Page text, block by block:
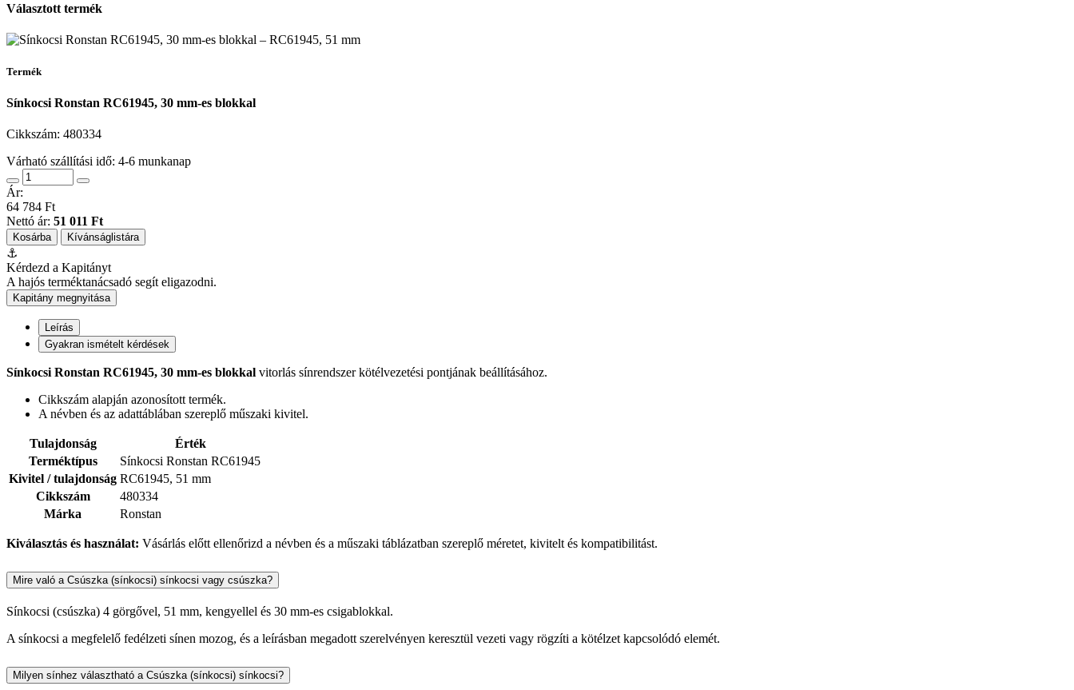
Választott termék
Termék
Sínkocsi Ronstan RC61945, 30 mm-es blokkal
Cikkszám: 480334
Várható szállítási idő: 4-6 munkanap
Ár:
64 784 Ft
Nettó ár: 51 011 Ft
Kosárba Kívánságlistára
⚓
Kérdezd a Kapitányt
A hajós terméktanácsadó segít eligazodni.
Kapitány megnyitása
Leírás
Gyakran ismételt kérdések
Sínkocsi Ronstan RC61945, 30 mm-es blokkal vitorlás sínrendszer kötélvezetési pontjának beállításához.
Cikkszám alapján azonosított termék.
A névben és az adattáblában szereplő műszaki kivitel.
Tulajdonság
Érték
Terméktípus
Sínkocsi Ronstan RC61945
Kivitel / tulajdonság RC61945, 51 mm
Cikkszám
480334
Márka
Ronstan
Kiválasztás és használat: Vásárlás előtt ellenőrizd a névben és a műszaki táblázatban szereplő méretet, kivitelt és kompatibilitást.
Mire való a Csúszka (sínkocsi) sínkocsi vagy csúszka?
Sínkocsi (csúszka) 4 görgővel, 51 mm, kengyellel és 30 mm-es csigablokkal.
A sínkocsi a megfelelő fedélzeti sínen mozog, és a leírásban megadott szerelvényen keresztül vezeti vagy rögzíti a kötélzet kapcsolódó elemét.
Milyen sínhez választható a Csúszka (sínkocsi) sínkocsi?